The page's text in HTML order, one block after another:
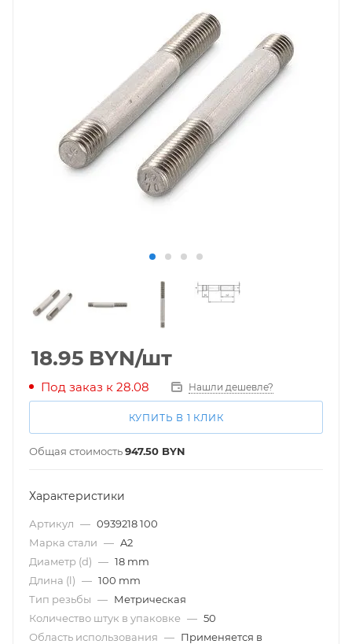
18.95 BYN/шт
Под заказ к 28.08 Нашли дешевле?
КУПИТЬ В 1 КЛИК
Общая стоимость947.50 BYN
Характеристики
Артикул — 0939218 100
Марка стали — A2
Диаметр (d) — 18 mm
Длина (l) — 100 mm
Тип резьбы — Метрическая
Количество штук в упаковке — 50
Область использования — Применяется в